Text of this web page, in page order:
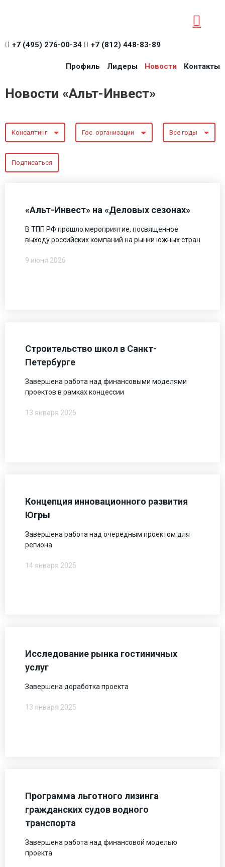
+7 (495) 276-00-34 +7 (812) 448-83-89
Профиль Лидеры Новости Контакты
Новости «Альт-Инвест»
Консалтинг Гос. организации Все годы
Подписаться
«Альт-Инвест» на «Деловых сезонах»
В ТПП РФ прошло мероприятие, посвященное
выходу российских компаний на рынки южных стран
9 июня 2026
Строительство школ в Санкт-
Петербурге
Завершена работа над финансовыми моделями
проектов в рамках концессии
13 января 2026
Концепция инновационного развития
Югры
Завершена работа над очередным проектом для
региона
14 января 2025
Исследование рынка гостиничных
услуг
Завершена доработка проекта
13 января 2025
Программа льготного лизинга
гражданских судов водного
транспорта
Завершена работа над финансовой моделью
проекта